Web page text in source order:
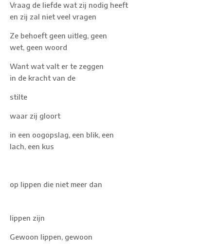
Vraag de liefde wat zij nodig heeft
en zij zal niet veel vragen
Ze behoeft geen uitleg, geen
wet, geen woord
Want wat valt er te zeggen
in de kracht van de
stilte
waar zij gloort
in een oogopslag, een blik, een
lach, een kus
op lippen die niet meer dan
lippen zijn
Gewoon lippen, gewoon